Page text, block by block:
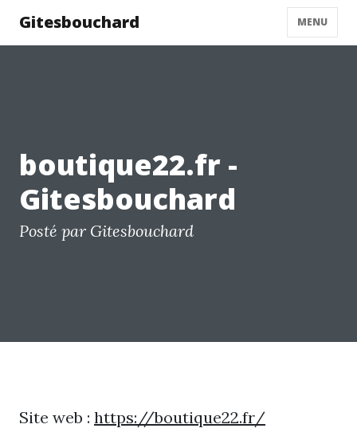
Gitesbouchard MENU
boutique22.fr -
Gitesbouchard
Posté par Gitesbouchard
Site web : https://boutique22.fr/